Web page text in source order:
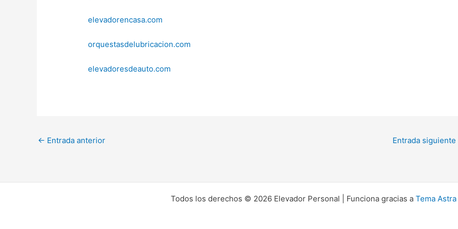
elevadorencasa.com
orquestasdelubricacion.com
elevadoresdeauto.com
← Entrada anterior Entrada siguiente
Todos los derechos © 2026 Elevador Personal | Funciona gracias a Tema